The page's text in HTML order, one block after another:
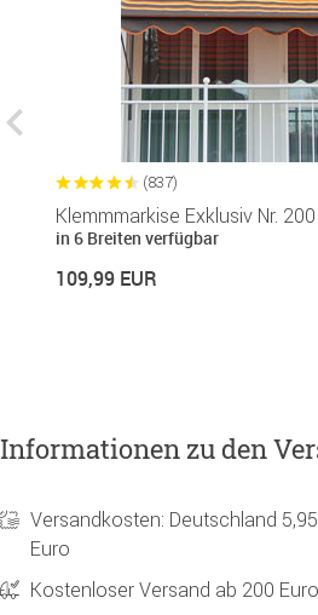
(837)
Klemmmarkise Exklusiv Nr. 200
in 6 Breiten verfügbar
109,99 EUR
Informationen zu den
Versandkosten: Deutschland
Euro
Kostenloser Versand ab 200